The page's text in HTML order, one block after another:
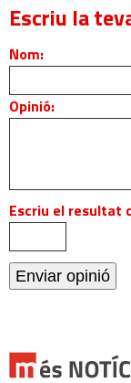
Escriu la
Nom:
Opinió:
Escriu el resultat